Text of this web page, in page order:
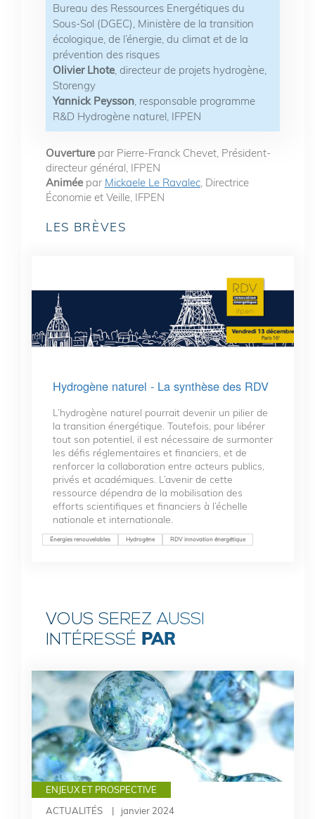
Bureau des Ressources Energétiques du
Sous-Sol (DGEC), Ministère de la transition
écologique, de l’énergie, du climat et de la
prévention des risques
Olivier Lhote, directeur de projets hydrogène,
Storengy
Yannick Peysson, responsable programme
R&D Hydrogène naturel, IFPEN
Ouverture par Pierre-Franck Chevet, Président-
directeur général, IFPEN
Animée par Mickaele Le Ravalec , Directrice
Économie et Veille, IFPEN
LES BRÈVES
Hydrogène naturel - La synthèse des RDV
L’hydrogène naturel pourrait devenir un pilier de
la transition énergétique. Toutefois, pour libérer
tout son potentiel, il est nécessaire de surmonter
les défis réglementaires et financiers, et de
renforcer la collaboration entre acteurs publics,
privés et académiques. L’avenir de cette
ressource dépendra de la mobilisation des
efforts scientifiques et financiers à l’échelle
nationale et internationale.
Énergies renouvelables Hydrogène RDV innovation énergétique
VOUS SEREZ AUSSI
INTÉRESSÉ PAR
ENJEUX ET PROSPECTIVE
ACTUALITÉS
janvier 2024